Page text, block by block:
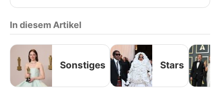
In diesem Artikel
Sonstiges Stars